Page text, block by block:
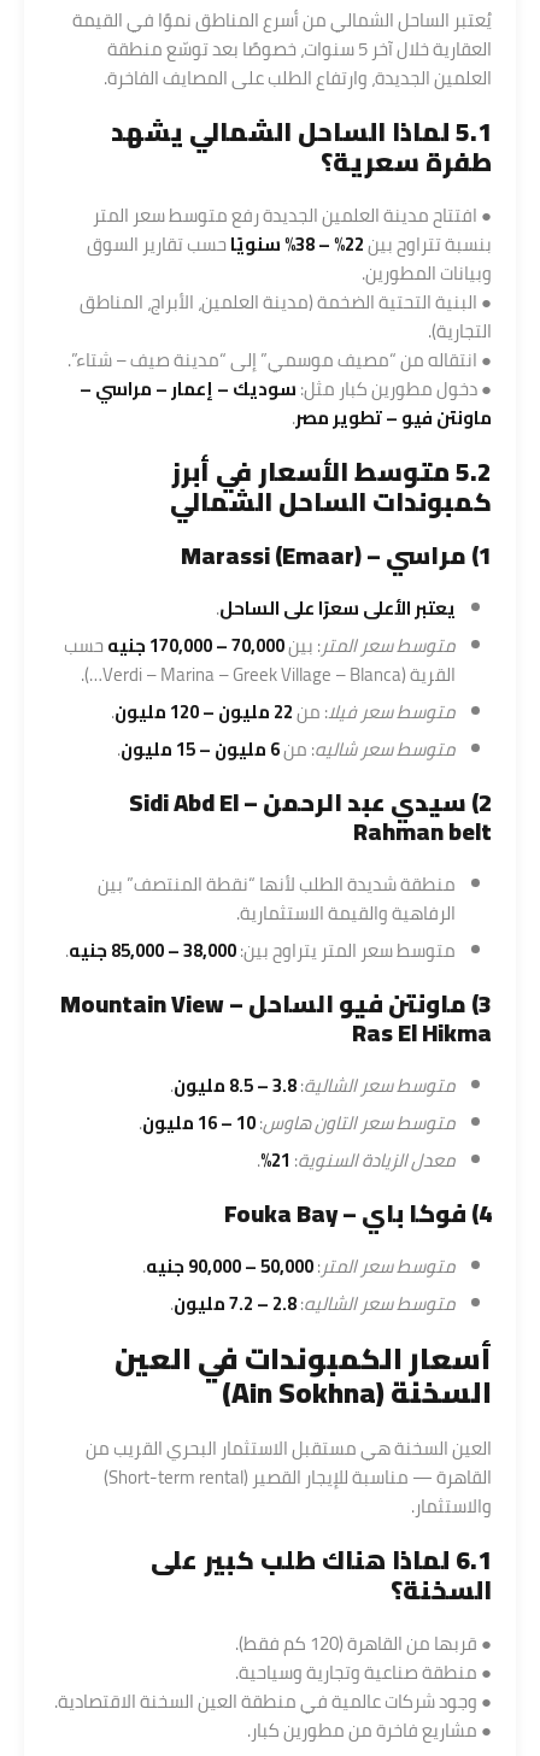
يُعتبر الساحل الشمالي من أسرع المناطق نموًا في القيمة
العقارية خلال آخر 5 سنوات، خصوصًا بعد توسّع منطقة
العلمين الجديدة، وارتفاع الطلب على المصايف الفاخرة.
5.1 لماذا الساحل الشمالي يشهد
طفرة سعرية؟
● افتتاح مدينة العلمين الجديدة رفع متوسط سعر المتر
بنسبة تتراوح بين22% – 38% سنويًا
حسب تقارير السوق
وبيانات المطورين.
● البنية التحتية الضخمة (مدينة العلمين، الأبراج، المناطق
التجارية).
● انتقاله من “مصيف موسمي” إلى “مدينة صيف – شتاء”.
● دخول مطورين كبار مثل:سوديك–إعمار– مراسي –
ماونتن فيو – تطوير مصر.
5.2 متوسط الأسعار في أبرز
كمبوندات الساحل الشمالي
1) مراسي – Marassi (Emaar)
يعتبر الأعلى سعرًا على الساحل.
متوسط سعر المتر: بين70,000 – 170,000 جنيه
حسب
القرية (Verdi – Marina – Greek Village – Blanca…).
متوسط سعر فيلا: من22 مليون – 120 مليون
.
متوسط سعر شاليه: من6 مليون – 15 مليون .
2) سيدي عبد الرحمن – Sidi Abd El
Rahman belt
منطقة شديدة الطلب لأنها “نقطة المنتصف” بين
الرفاهية والقيمة الاستثمارية.
متوسط سعر المتر يتراوح بين:38,000 – 85,000 جنيه .
3) ماونتن فيو الساحل – Mountain View
Ras El Hikma
متوسط سعر الشالية:3.8 – 8.5 مليون
.
متوسط سعر التاون هاوس:10 – 16 مليون
.
معدل الزيادة السنوية:
21%
.
4) فوكا باي – Fouka Bay
متوسط سعر المتر:50,000 – 90,000 جنيه
.
متوسط سعر الشاليه:2.8 – 7.2 مليون .
أسعار الكمبوندات في العين
السخنة (Ain Sokhna)
العين السخنة هي مستقبل الاستثمار البحري القريب من
القاهرة — مناسبة للإيجار القصير (Short-term rental)
والاستثمار.
6.1 لماذا هناك طلب كبير على
السخنة؟
● قربها من القاهرة (120 كم فقط).
● منطقة صناعية وتجارية وسياحية.
● وجود شركات عالمية في منطقة العين السخنة الاقتصادية.
● مشاريع فاخرة من مطورين كبار.